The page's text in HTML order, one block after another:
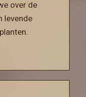
over de
levende